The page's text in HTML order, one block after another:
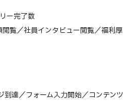
ー完了数
閲覧／社員インタビュー閲覧／福利厚
到達／フォーム入力開始／コンテンツ